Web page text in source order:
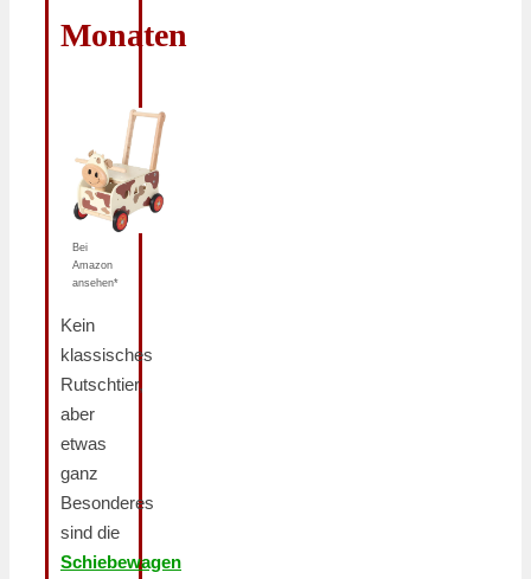
Monaten
Bei
Amazon
ansehen*
Kein
klassisches
Rutschtier,
aber
etwas
ganz
Besonderes
sind die
Schiebewagen